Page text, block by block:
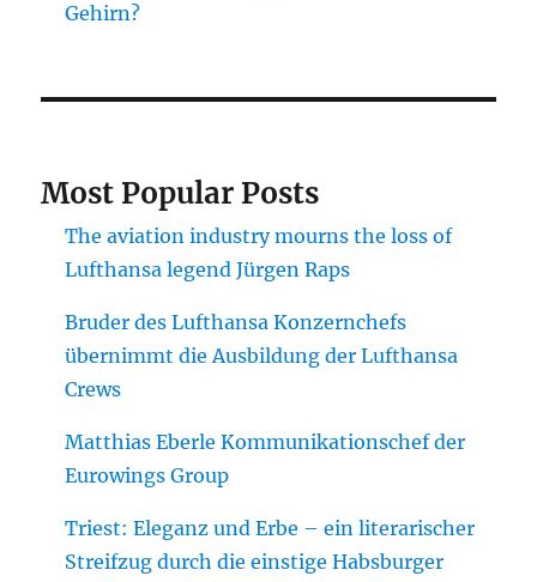
Gehirn?
Most Popular Posts
The aviation industry mourns the loss of
Lufthansa legend Jürgen Raps
Bruder des Lufthansa Konzernchefs
übernimmt die Ausbildung der Lufthansa
Crews
Matthias Eberle Kommunikationschef der
Eurowings Group
Triest: Eleganz und Erbe – ein literarischer
Streifzug durch die einstige Habsburger